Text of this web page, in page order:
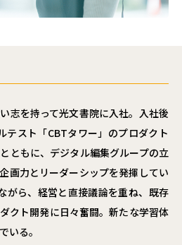
志を持って光文書院に入社。入社後
テスト「CBTタワー」のプロダクト
ともに、デジタル編集グループの立
画力とリーダーシップを発揮してい
がら、経営と直接議論を重ね、既存
クト開発に日々奮闘。新たな学習体
いる。